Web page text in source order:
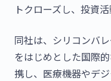
トクローズし、投資
同社は、シリコンバ
をはじめとした国際
携し、医療機器やデ